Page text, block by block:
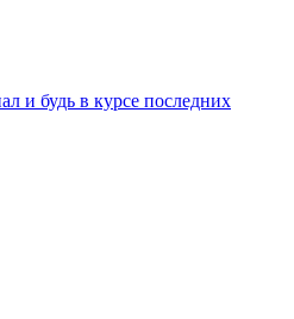
и будь в курсе последних